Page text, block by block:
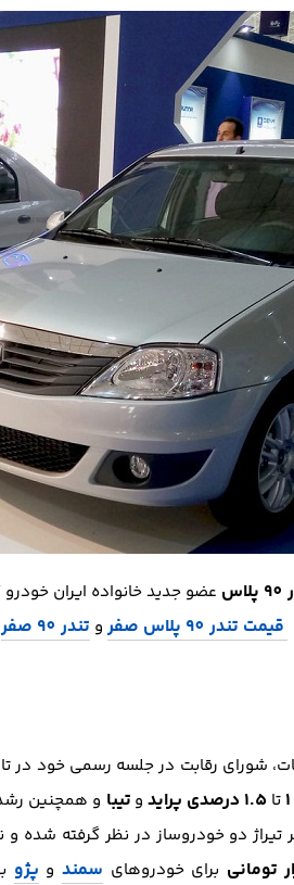
عضو جدید خانواده ایران
قیمت تندر 90 پلاس صفر و تندر 90 صفر
شورای رقابت در جلسه رسمی خود در
1تا1.5 درصدی پراید و تیبا و همچنین
دو خودروساز در نظر گرفته شده و
برای خودروهای سمندو پژو